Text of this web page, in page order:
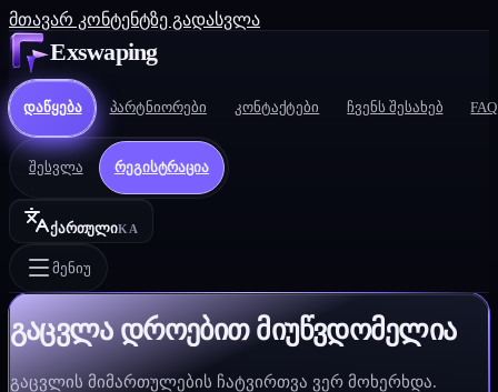
მთავარ კონტენტზე გადასვლა
Exswaping
დაწყება პარტნიორები კონტაქტები ჩვენს შესახებ FAQ
შესვლა რეგისტრაცია
ქართულიKA
მენიუ
გაცვლა დროებით მიუწვდომელია
გაცვლის მიმართულების ჩატვირთვა ვერ მოხერხდა.